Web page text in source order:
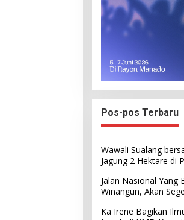
Pos-pos Terbaru
Wawali Sualang
Jagung 2 Hektare di
Jalan Nasional Yang
Winangun, Akan
Ka Irene Bagikan